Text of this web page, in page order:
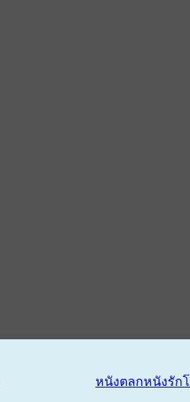
หนังตลกหนังรัก